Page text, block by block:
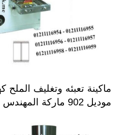
موديل 902 ماركة المهندس منسى